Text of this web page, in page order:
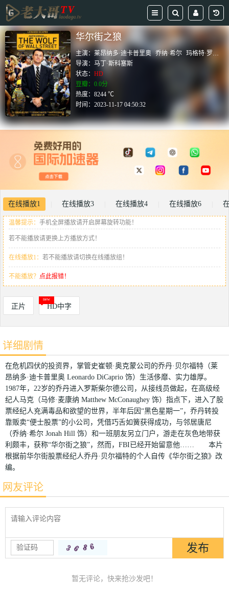
华尔街之狼
主演：莱昂纳多·迪卡普里奥 乔纳·希尔 玛格特·罗比
导演：马丁·斯科塞斯
状态：HD
豆瓣：0.0分
热度：8244 ℃
时间：2023-11-17 04:50:32
在线播放1 在线播放3 在线播放4 在线播放6
温馨提示： 手机全屏播放请开启屏幕旋转功能！
若不能播放请更换上方播放方式！
在线播放1： 若不能播放请切换在线播放组！
不能播放？ 点此报错！
正片 HD中字
详细剧情
在危机四伏的投资界，掌管史崔顿·奥克蒙公司的乔丹·贝尔福特（莱
昂纳多·迪卡普里奥 Leonardo DiCaprio 饰）生活侈靡、实力雄厚。
1987年，22岁的乔丹进入罗斯柴尔德公司，从接线员做起，在高级经
纪人马克（马修·麦康纳 Matthew McConaughey 饰）指点下，进入了股
票经纪人充满毒品和欲望的世界，半年后因“黑色星期一”，乔丹转投
靠贩卖“便士股票”的小公司，凭借巧舌如簧获得成功，与邻居唐尼
（乔纳·希尔 Jonah Hill 饰）和一班朋友另立门户，游走在灰色地带获
利颇丰，获称“华尔街之狼”，然而，FBI已经开始留意他…… 本片
根据前华尔街股票经纪人乔丹·贝尔福特的个人自传《华尔街之狼》改
编。
网友评论
暂无评论，快来抢沙发吧！